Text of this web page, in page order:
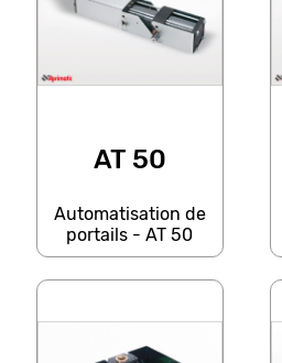
AT 50
Automatisation de
portails - AT 50